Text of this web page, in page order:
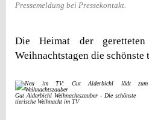
Pressemeldung bei Pressekontakt.
Die Heimat der
Weihnachtstagen die
Gut Aiderbichl Weihnachtszauber - Die schönste
tierische Weihnacht im TV